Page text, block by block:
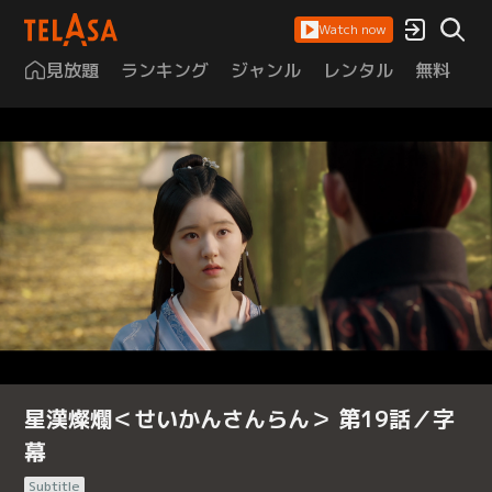
Watch now
見放題 ランキング ジャンル レンタル 無料
星漢燦爛＜せいかんさんらん＞ 第19話／字
幕
Subtitle